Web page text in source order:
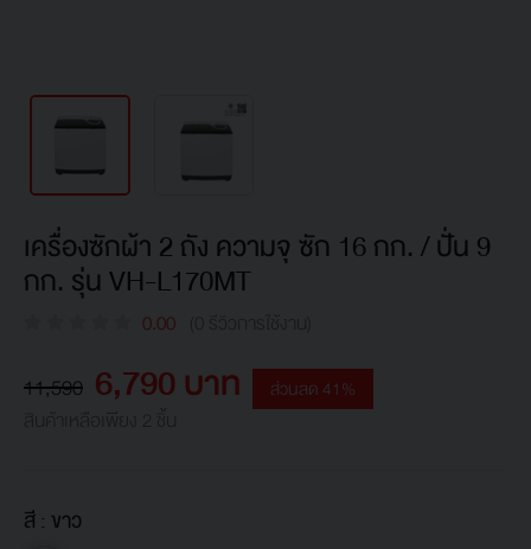
เครื่องซักผ้า 2 ถัง ความจุ ซัก 16 กก. / ปั่น 9
กก. รุ่น VH-L170MT
0.00
11,590 6,790 บาท ส่วนลด 41%
สี : ขาว